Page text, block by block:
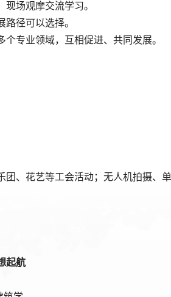
场观摩交流学习。
径可以选择。
专业领域，互相促进、共同发展。
、花艺等工会活动；无人机拍摄、
起航